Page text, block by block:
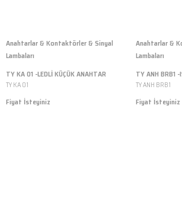
Anahtarlar & Kontaktörler & Sinyal
Lambaları
TY KA 01 -LEDLİ KÜÇÜK ANAHTAR
TY KA 01
Fiyat İsteyiniz
Anahtarlar &
Lambaları
TY ANH BRB1
Fiyat İsteyiniz